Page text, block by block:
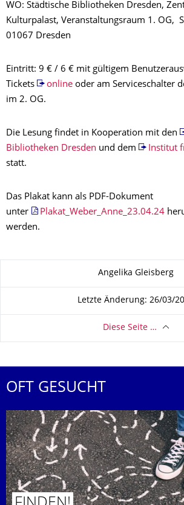
WO: Städtische Bibliotheken Dresden,
Kulturpalast, Veranstaltungsraum 1. OG,
01067 Dresden
Eintritt: 9 € / 6 € mit gültigem
Tickets
online oder am Serviceschalter
im 2. OG.
Die Lesung findet in Kooperation mit den
Bibliotheken Dresden und dem
Institut
statt.
Das Plakat kann als PDF-Dokument
unter
Plakat_Weber_Anne_23.04.24
werden.
Angelika Gleisberg
Letzte Änderung: 26/03/
Diese Seite …
OFT GESUCHT